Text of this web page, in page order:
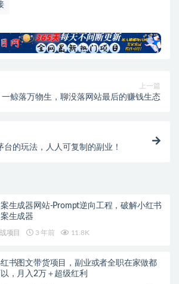
上一篇
一鲸落万物生，聊没落网站最后的赚钱生态
台的玩法，人人可复制的副业！
生成器网站-Prompt逆向工程，破解小红书
生成器
项目 3 年前 11.8K
书图文带货项目，副业或者全职在家做都
以，月入2万＋超级红利